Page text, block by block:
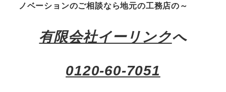
ノベーションのご相談なら地元の工務店の～
有限会社イーリンクへ
0120-60-7051